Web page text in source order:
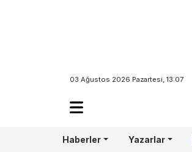
03 Ağustos 2026 Pazartesi, 13:07
Haberler Yazarlar